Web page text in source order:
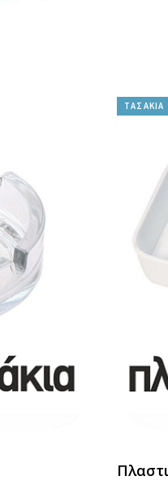
ΤΑΣΑΚΙΑ